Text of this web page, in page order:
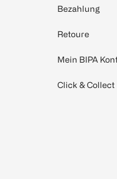
Bezahlung
Retoure
Mein BIPA
Click & Collect